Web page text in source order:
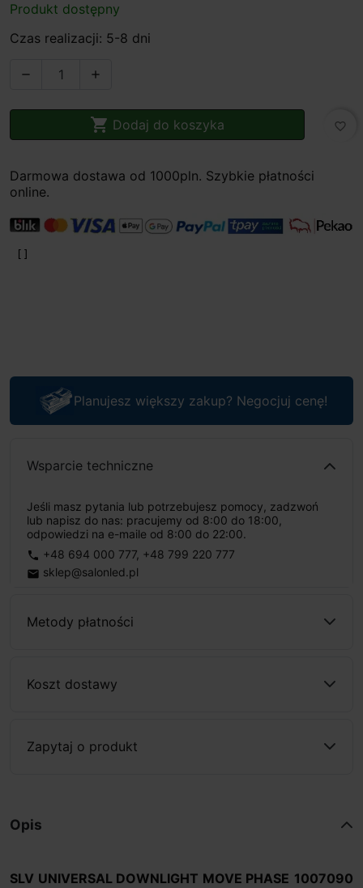
Produkt dostępny
Czas realizacji: 5-8 dni
 
 Dodaj do koszyka favorite_border
Darmowa dostawa od 1000pln. Szybkie płatności
online.
Planujesz większy zakup? Negocjuj cenę!
Wsparcie techniczne
Jeśli masz pytania lub potrzebujesz pomocy, zadzwoń
lub napisz do nas: pracujemy od 8:00 do 18:00,
odpowiedzi na e-maile od 8:00 do 22:00.
phone +48 694 000 777, +48 799 220 777
email sklep@salonled.pl
Metody płatności
Koszt dostawy
Zapytaj o produkt
Opis
SLV UNIVERSAL DOWNLIGHT MOVE PHASE 1007090